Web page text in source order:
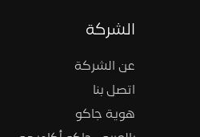
الشركة
عن الشركة
اتصل بنا
هوية جاكو